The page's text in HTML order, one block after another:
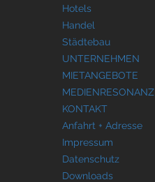
Hotels
Handel
Städtebau
UNTERNEHMEN
MIETANGEBOTE
MEDIENRESONANZ
KONTAKT
Anfahrt + Adresse
Impressum
Datenschutz
Downloads